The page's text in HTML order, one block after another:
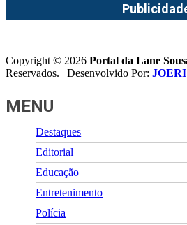
Copyright © 2026 Portal da Lane
Reservados. | Desenvolvido Por: JOERI
MENU
Destaques
Editorial
Educação
Entretenimento
Polícia